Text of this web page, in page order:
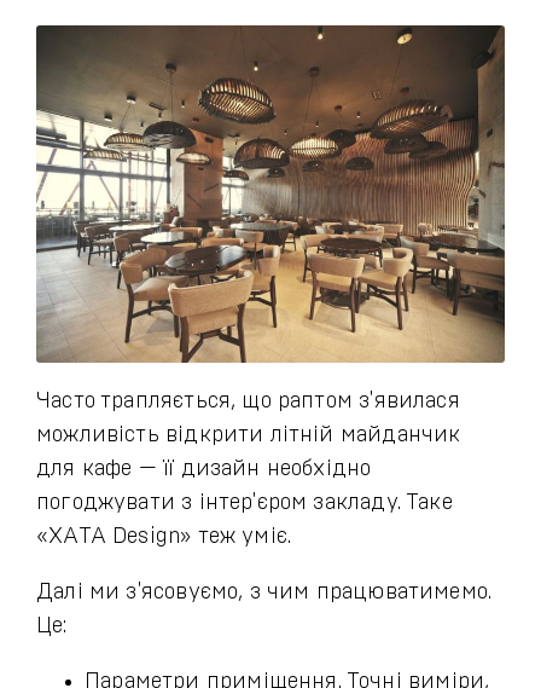
Часто трапляється, що раптом з'явилася
можливість відкрити літній майданчик
для кафе — її дизайн необхідно
погоджувати з інтер'єром закладу. Таке
«ХАТА Design» теж уміє.
Далі ми з'ясовуємо, з чим працюватимемо.
Це:
Параметри приміщення. Точні виміри,